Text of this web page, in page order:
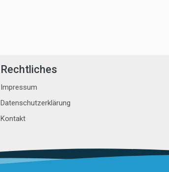
Rechtliches
Impressum
Datenschutzerklärung
Kontakt